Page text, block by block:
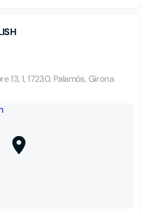
13, 1, 17230, Palamós, Girona